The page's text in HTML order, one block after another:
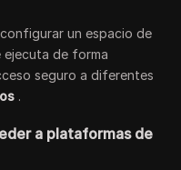
un espacio de
ejecuta de forma
seguro a diferentes
.
a plataformas de